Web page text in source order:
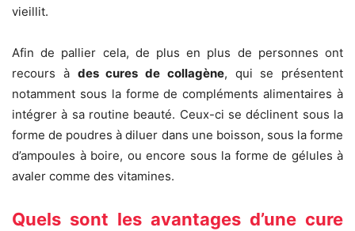
vieillit.
Afin de pallier cela, de plus en plus de personnes ont
recours à des cures de collagène, qui se présentent
notamment sous la forme de compléments alimentaires à
intégrer à sa routine beauté. Ceux-ci se déclinent sous la
forme de poudres à diluer dans une boisson, sous la forme
d’ampoules à boire, ou encore sous la forme de gélules à
avaler comme des vitamines.
Quels sont les avantages d’une cure